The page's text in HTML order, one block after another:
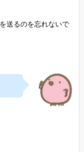
送るのを忘れないで